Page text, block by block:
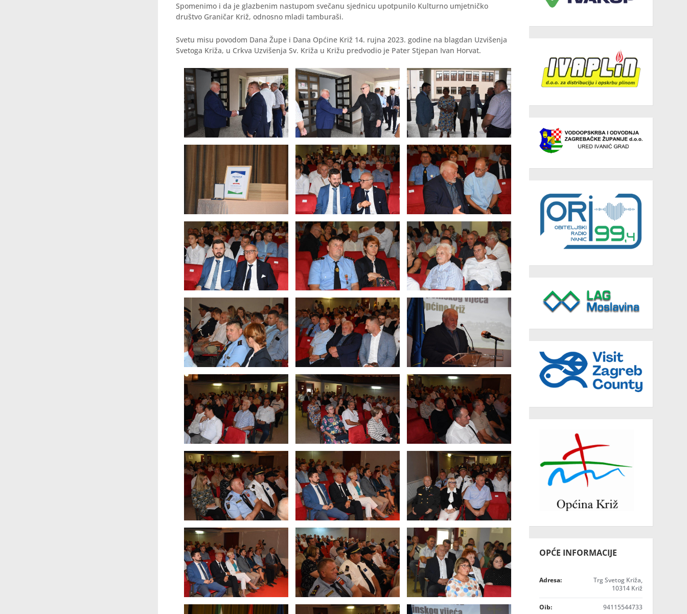
Spomenimo i da je glazbenim nastupom svečanu sjednicu upotpunilo Kulturno umjetničko
društvo Graničar Križ, odnosno mladi tamburaši.
Svetu misu povodom Dana Župe i Dana Općine Križ 14. rujna 2023. godine na blagdan Uzvišenja
Svetoga Križa, u Crkva Uzvišenja Sv. Križa u Križu predvodio je Pater Stjepan Ivan Horvat.
OPĆE INFORMACIJE
Adresa:
Trg Svetog Križa,
10314 Križ
Oib: 94115544733